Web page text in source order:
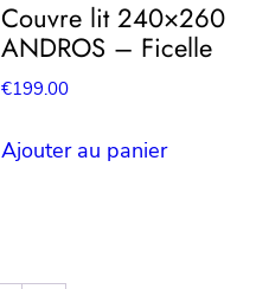
Couvre lit 240×260
ANDROS – Ficelle
€199.00
Ajouter au panier